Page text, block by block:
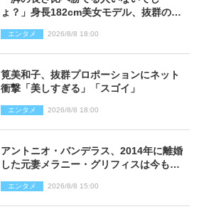
ょ？」身長182cm美女モデル、抜群のプ
エンタメ 2026/8/8 18:00
筧美和子、抜群プロポーションにネット
衝撃「美しすぎる」「スゴイ」
エンタメ 2026/8/8 18:00
アントニオ・バンデラス、2014年に離婚
した元妻メラニー・グリフィスは今も
エンタメ 2026/8/8 15:00